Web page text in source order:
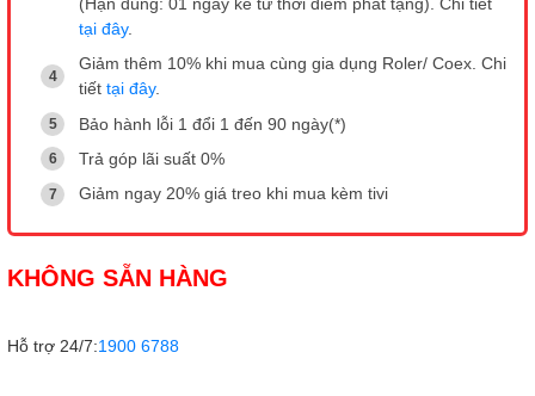
tại đây.
Giảm thêm 10% khi mua cùng gia dụng Roler/ Coex. Chi
tiết tại đây.
Bảo hành lỗi 1 đổi 1 đến 90 ngày(*)
Trả góp lãi suất 0%
Giảm ngay 20% giá treo khi mua kèm tivi
KHÔNG SẴN HÀNG
Hỗ trợ 24/7:1900 6788